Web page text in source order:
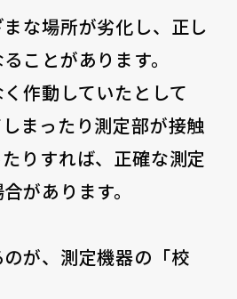
な場所が劣化し、正し
ことがあります。
作動していたとして
まったり測定部が接触
りすれば、正確な測定
があります。
が、測定機器の「校